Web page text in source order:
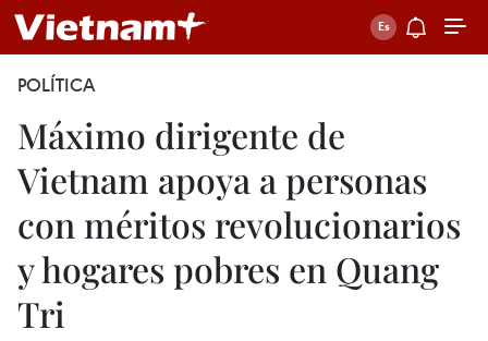
POLÍTICA
Máximo dirigente de
Vietnam apoya a personas
con méritos revolucionarios
y hogares pobres en Quang
Tri